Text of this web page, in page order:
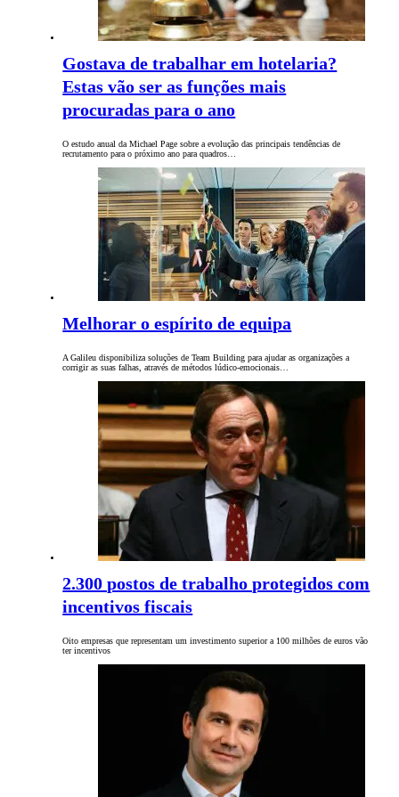
Gostava de trabalhar em hotelaria?
Estas vão ser as funções mais
procuradas para o ano
O estudo anual da Michael Page sobre a evolução das principais tendências de
recrutamento para o próximo ano para quadros…
Melhorar o espírito de equipa
A Galileu disponibiliza soluções de Team Building para ajudar as organizações a
corrigir as suas falhas, através de métodos lúdico-emocionais…
2.300 postos de trabalho protegidos com
incentivos fiscais
Oito empresas que representam um investimento superior a 100 milhões de euros vão
ter incentivos